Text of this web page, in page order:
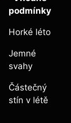
podmínky
Horké léto
Jemné
svahy
Částečný
stín v létě